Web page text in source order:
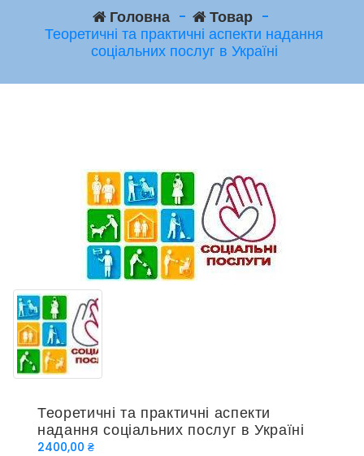
Головна- Товар-
Теоретичні та практичні аспекти надання
соціальних послуг в Україні
Теоретичні та практичні аспекти
надання соціальних послуг в Україні
2400,00 ₴